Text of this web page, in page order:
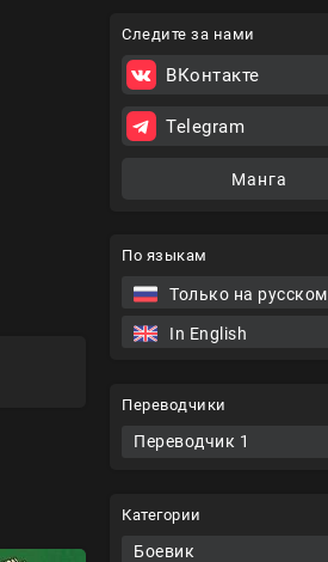
По языкам
Только на русском
In English
Переводчики
Переводчик 1
Категории
Боевик
Следите за нами
ВКонтакте
Telegram
Манга